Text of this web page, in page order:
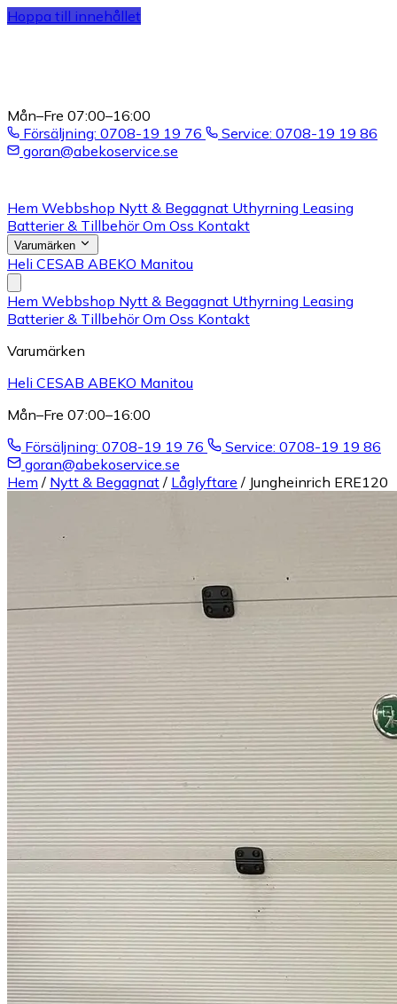
Hoppa till innehållet
Mån–Fre 07:00–16:00
Försäljning: 0708-19 19 76
Service: 0708-19 19 86
goran@abekoservice.se
Hem Webbshop Nytt & Begagnat Uthyrning Leasing
Batterier & TillbehörOm Oss Kontakt
Varumärken
Heli CESAB ABEKO Manitou
Hem Webbshop Nytt & Begagnat Uthyrning Leasing
Batterier & TillbehörOm Oss Kontakt
Varumärken
Heli CESAB ABEKO Manitou
Mån–Fre 07:00–16:00
Försäljning: 0708-19 19 76
Service: 0708-19 19 86
goran@abekoservice.se
Hem / Nytt & Begagnat / Låglyftare / Jungheinrich ERE120